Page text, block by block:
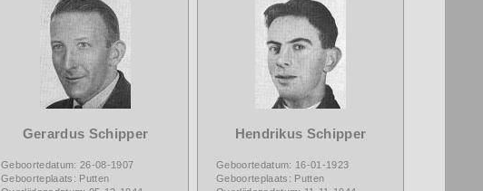
Gerardus Schipper
Geboortedatum: 26-08-1907
Geboorteplaats: Putten
Hendrikus Schipper
Geboortedatum: 16-01-1923
Geboorteplaats: Putten